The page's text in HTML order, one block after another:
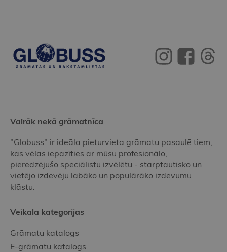
Vairāk nekā grāmatnīca
"Globuss" ir ideāla pieturvieta grāmatu pasaulē tiem,
kas vēlas iepazīties ar mūsu profesionālo,
pieredzējušo speciālistu izvēlētu - starptautisko un
vietējo izdevēju labāko un populārāko izdevumu
klāstu.
Veikala kategorijas
Grāmatu katalogs
E-grāmatu katalogs